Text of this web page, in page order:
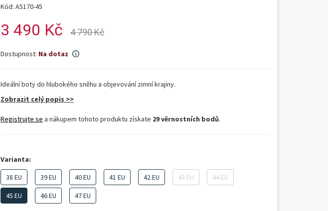
Kód: A5170-45
3 490 Kč 4 790 Kč
Dostupnost: Na dotaz
Ideální boty do hlubokého sněhu a objevování zimní krajiny.
Zobrazit celý popis >>
Registrujte se a nákupem tohoto produktu získate 29 věrnostních bodů.
Varianta:
38 EU
39 EU 40 EU 41 EU 42 EU 43 EU 44 EU
45 EU 46 EU 47 EU